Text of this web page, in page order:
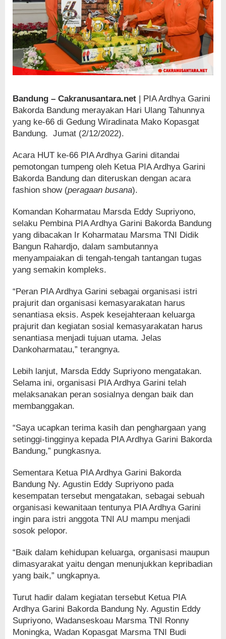
Bandung – Cakranusantara.net | PIA Ardhya Garini
Bakorda Bandung merayakan Hari Ulang Tahunnya
yang ke-66 di Gedung Wiradinata Mako Kopasgat
Bandung. Jumat (2/12/2022).
Acara HUT ke-66 PIA Ardhya Garini ditandai
pemotongan tumpeng oleh Ketua PIA Ardhya Garini
Bakorda Bandung dan diteruskan dengan acara
fashion show (peragaan busana).
Komandan Koharmatau Marsda Eddy Supriyono,
selaku Pembina PIA Ardhya Garini Bakorda Bandung
yang dibacakan Ir Koharmatau Marsma TNI Didik
Bangun Rahardjo, dalam sambutannya
menyampaiakan di tengah-tengah tantangan tugas
yang semakin kompleks.
“Peran PIA Ardhya Garini sebagai organisasi istri
prajurit dan organisasi kemasyarakatan harus
senantiasa eksis. Aspek kesejahteraan keluarga
prajurit dan kegiatan sosial kemasyarakatan harus
senantiasa menjadi tujuan utama. Jelas
Dankoharmatau,” terangnya.
Lebih lanjut, Marsda Eddy Supriyono mengatakan.
Selama ini, organisasi PIA Ardhya Garini telah
melaksanakan peran sosialnya dengan baik dan
membanggakan.
“Saya ucapkan terima kasih dan penghargaan yang
setinggi-tingginya kepada PIA Ardhya Garini Bakorda
Bandung,” pungkasnya.
Sementara Ketua PIA Ardhya Garini Bakorda
Bandung Ny. Agustin Eddy Supriyono pada
kesempatan tersebut mengatakan, sebagai sebuah
organisasi kewanitaan tentunya PIA Ardhya Garini
ingin para istri anggota TNI AU mampu menjadi
sosok pelopor.
“Baik dalam kehidupan keluarga, organisasi maupun
dimasyarakat yaitu dengan menunjukkan kepribadian
yang baik,” ungkapnya.
Turut hadir dalam kegiatan tersebut Ketua PIA
Ardhya Garini Bakorda Bandung Ny. Agustin Eddy
Supriyono, Wadanseskoau Marsma TNI Ronny
Moningka, Wadan Kopasgat Marsma TNI Budi